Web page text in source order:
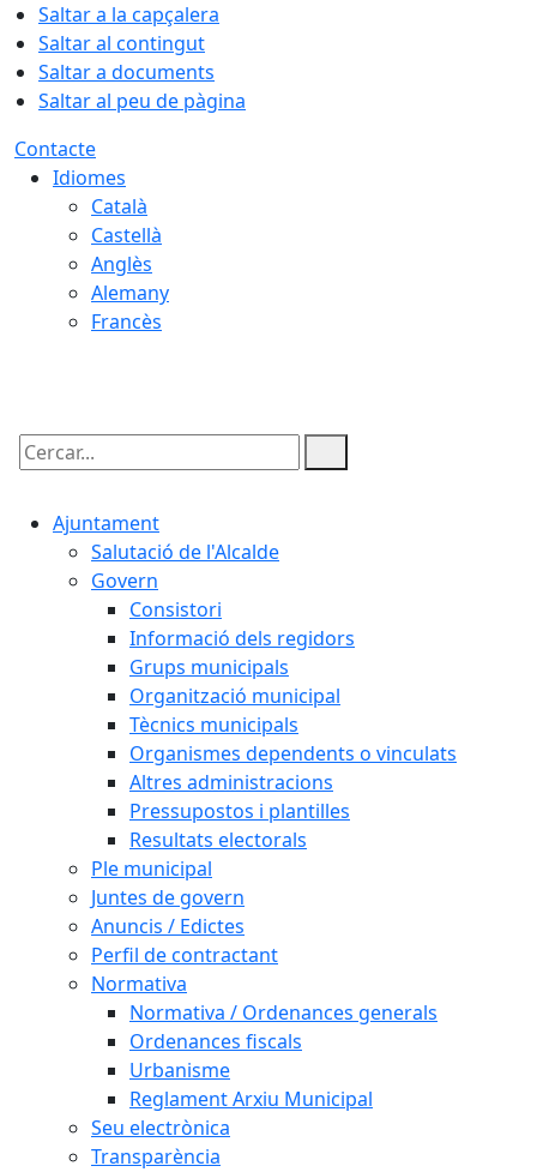
Saltar a la capçalera
Saltar al contingut
Saltar a documents
Saltar al peu de pàgina
Contacte
Idiomes
Català
Castellà
Anglès
Alemany
Francès
Cercar:
Ajuntament
Salutació de l'Alcalde
Govern
Consistori
Informació dels regidors
Grups municipals
Organització municipal
Tècnics municipals
Organismes dependents o vinculats
Altres administracions
Pressupostos i plantilles
Resultats electorals
Ple municipal
Juntes de govern
Anuncis / Edictes
Perfil de contractant
Normativa
Normativa / Ordenances generals
Ordenances fiscals
Urbanisme
Reglament Arxiu Municipal
Seu electrònica
Transparència